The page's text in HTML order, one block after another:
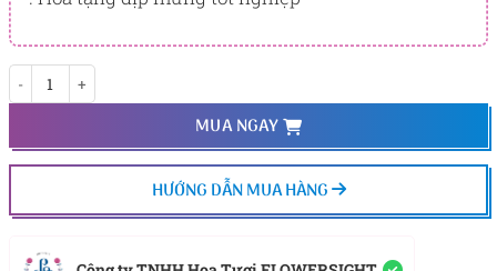
MUA NGAY
HƯỚNG DẪN MUA HÀNG